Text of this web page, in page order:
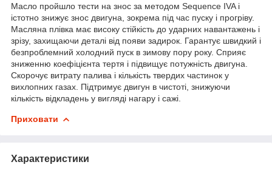
Масло пройшло тести на знос за методом Sequence IVA і
істотно знижує знос двигуна, зокрема під час пуску і прогріву.
Масляна плівка має високу стійкість до ударних навантажень і
зрізу, захищаючи деталі від появи задирок. Гарантує швидкий і
безпроблемний холодний пуск в зимову пору року. Сприяє
зниженню коефіцієнта тертя і підвищує потужність двигуна.
Скорочує витрату палива і кількість твердих частинок у
вихлопних газах. Підтримує двигун в чистоті, знижуючи
кількість відкладень у вигляді нагару і сажі.
Приховати
Характеристики